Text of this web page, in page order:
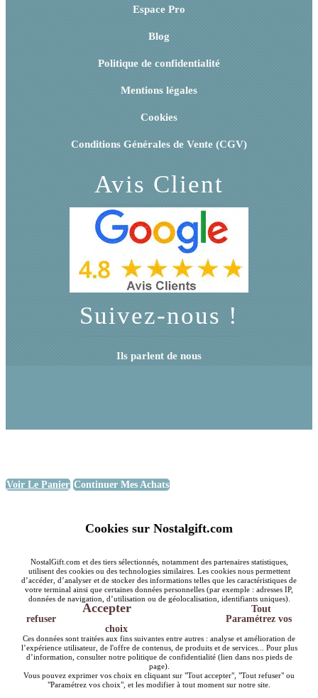
Espace Pro
Blog
Politique de confidentialité
Mentions légales
Cookies
Conditions Générales de Vente (CGV)
Avis Client
Suivez-nous !
Ils parlent de nous
Voir Le Panier Continuer Mes Achats
Cookies sur Nostalgift.com
NostalGift.com et des tiers sélectionnés, notamment des partenaires statistiques,
utilisent des cookies ou des technologies similaires. Les cookies nous permettent
d’accéder, d’analyser et de stocker des informations telles que les caractéristiques de
votre terminal ainsi que certaines données personnelles (par exemple : adresses IP,
données de navigation, d’utilisation ou de géolocalisation, identifiants uniques).
Accepter
Tout
refuser
Paramétrez vos
choix
Ces données sont traitées aux fins suivantes entre autres : analyse et amélioration de
l’expérience utilisateur, de l'offre de contenus, de produits et de services... Pour plus
d’information, consulter notre politique de confidentialité (lien dans nos pieds de
page).
Vous pouvez exprimer vos choix en cliquant sur "Tout accepter", "Tout refuser" ou
"Paramétrez vos choix", et les modifier à tout moment sur notre site.